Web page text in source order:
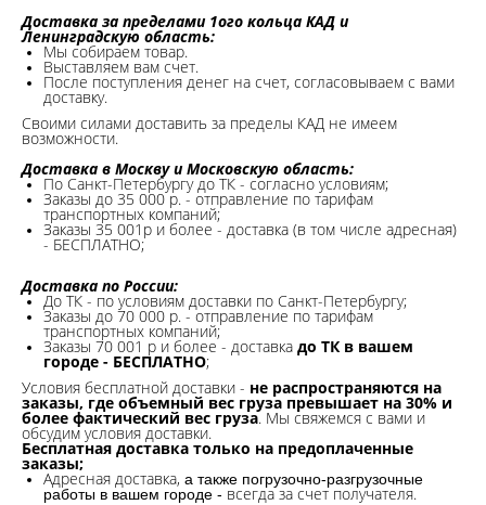
Доставка за пределами 1ого кольца КАД и
Ленинградскую область:
Мы собираем товар.
Выставляем вам счет.
После поступления денег на счет, согласовываем с вами
доставку.
Своими силами доставить за пределы КАД не имеем
возможности.​
Доставка в Москву и Московскую область:
По Санкт-Петербургу до ТК - согласно условиям;
Заказы до 35 000 р. - отправление по тарифам
транспортных компаний;
Заказы 35 001р и более - доставка (в том числе адресная)
- БЕСПЛАТНО;
Доставка по России:
До ТК - по условиям доставки по Санкт-Петербургу;
Заказы до 70 000 р. - отправление по тарифам
транспортных компаний;
Заказы 70 001 р и более - доставка до ТК в вашем
городе - БЕСПЛАТНО;
Условия бесплатной доставки - не распространяются на
заказы, где объемный вес груза превышает на 30% и
более фактический вес груза. Мы свяжемся с вами и
обсудим условия доставки.
Бесплатная доставка только на предоплаченные
заказы;
Адресная доставка, а также погрузочно-разгрузочные
работы в вашем городе - всегда за счет получателя.